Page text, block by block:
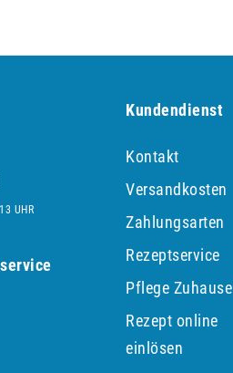
UHR
Kundendienst
Kontakt
Versandkosten
Zahlungsarten
Rezeptservice
Pflege Zuhause
Rezept online
einlösen